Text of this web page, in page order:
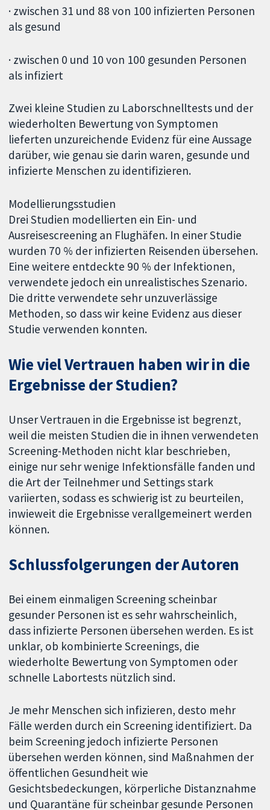
· zwischen 31 und 88 von 100 infizierten Personen
als gesund
· zwischen 0 und 10 von 100 gesunden Personen
als infiziert
Zwei kleine Studien zu Laborschnelltests und der
wiederholten Bewertung von Symptomen
lieferten unzureichende Evidenz für eine Aussage
darüber, wie genau sie darin waren, gesunde und
infizierte Menschen zu identifizieren.
Modellierungsstudien
Drei Studien modellierten ein Ein- und
Ausreisescreening an Flughäfen. In einer Studie
wurden 70 % der infizierten Reisenden übersehen.
Eine weitere entdeckte 90 % der Infektionen,
verwendete jedoch ein unrealistisches Szenario.
Die dritte verwendete sehr unzuverlässige
Methoden, so dass wir keine Evidenz aus dieser
Studie verwenden konnten.
Wie viel Vertrauen haben wir in die
Ergebnisse der Studien?
Unser Vertrauen in die Ergebnisse ist begrenzt,
weil die meisten Studien die in ihnen verwendeten
Screening-Methoden nicht klar beschrieben,
einige nur sehr wenige Infektionsfälle fanden und
die Art der Teilnehmer und Settings stark
variierten, sodass es schwierig ist zu beurteilen,
inwieweit die Ergebnisse verallgemeinert werden
können.
Schlussfolgerungen der Autoren
Bei einem einmaligen Screening scheinbar
gesunder Personen ist es sehr wahrscheinlich,
dass infizierte Personen übersehen werden. Es ist
unklar, ob kombinierte Screenings, die
wiederholte Bewertung von Symptomen oder
schnelle Labortests nützlich sind.
Je mehr Menschen sich infizieren, desto mehr
Fälle werden durch ein Screening identifiziert. Da
beim Screening jedoch infizierte Personen
übersehen werden können, sind Maßnahmen der
öffentlichen Gesundheit wie
Gesichtsbedeckungen, körperliche Distanznahme
und Quarantäne für scheinbar gesunde Personen